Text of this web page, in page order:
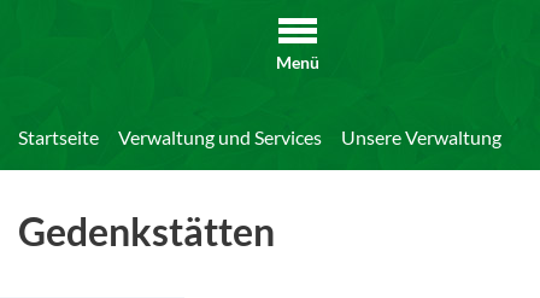
Menü
Startseite Verwaltung und Services Unsere Verwaltung
Gedenkstätten